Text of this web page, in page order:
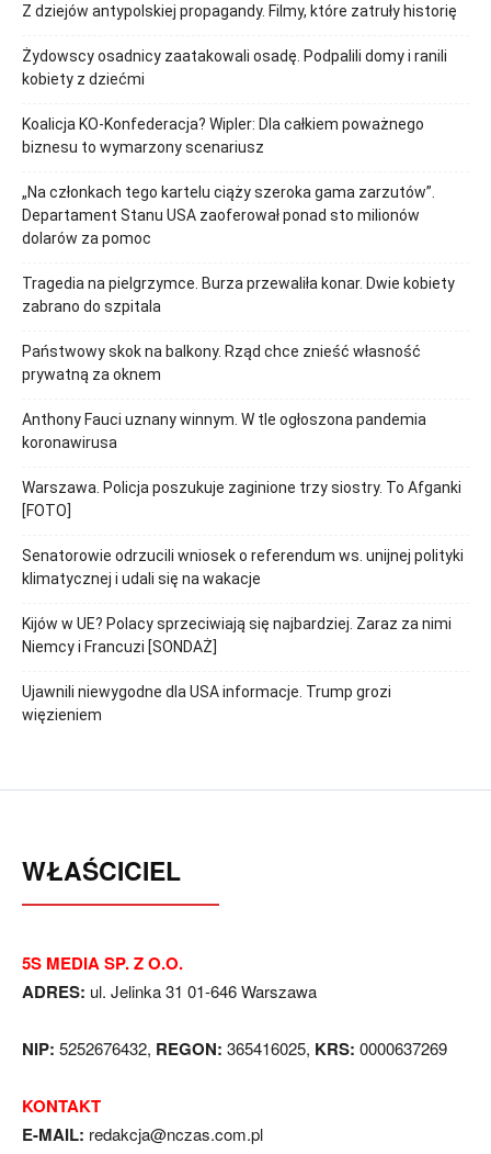
Z dziejów antypolskiej propagandy. Filmy, które zatruły historię
Żydowscy osadnicy zaatakowali osadę. Podpalili domy i ranili
kobiety z dziećmi
Koalicja KO-Konfederacja? Wipler: Dla całkiem poważnego
biznesu to wymarzony scenariusz
„Na członkach tego kartelu ciąży szeroka gama zarzutów”.
Departament Stanu USA zaoferował ponad sto milionów
dolarów za pomoc
Tragedia na pielgrzymce. Burza przewaliła konar. Dwie kobiety
zabrano do szpitala
Państwowy skok na balkony. Rząd chce znieść własność
prywatną za oknem
Anthony Fauci uznany winnym. W tle ogłoszona pandemia
koronawirusa
Warszawa. Policja poszukuje zaginione trzy siostry. To Afganki
[FOTO]
Senatorowie odrzucili wniosek o referendum ws. unijnej polityki
klimatycznej i udali się na wakacje
Kijów w UE? Polacy sprzeciwiają się najbardziej. Zaraz za nimi
Niemcy i Francuzi [SONDAŻ]
Ujawnili niewygodne dla USA informacje. Trump grozi
więzieniem
WŁAŚCICIEL
5S MEDIA SP. Z O.O.
ADRES: ul. Jelinka 31 01-646 Warszawa
NIP: 5252676432, REGON: 365416025, KRS: 0000637269
KONTAKT
E-MAIL: redakcja@nczas.com.pl